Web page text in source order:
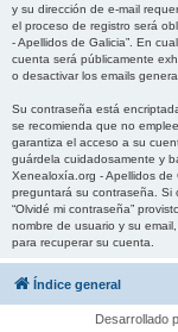
y su dirección de e-mail
el proceso de registro será
- Apellidos de Galicia”. En
cuenta será públicamente
o desactivar los emails
Su contraseña está
se recomienda que no
garantiza el acceso a su
guárdela cuidadosamente y
Xenealoxía.org - Apellidos de
preguntará su contraseña. Si
“Olvidé mi contraseña”
nombre de usuario y su
para recuperar su cuenta.
Índice general
Desarrollado